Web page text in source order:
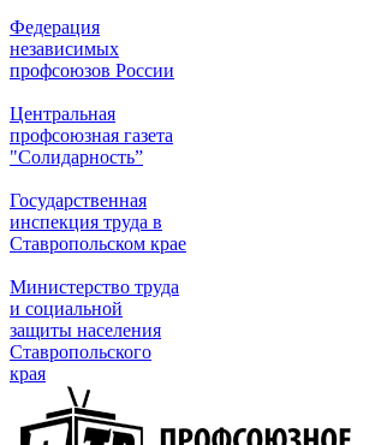
Федерация
независимых
профсоюзов России
Центральная
профсоюзная газета
"Солидарность”
Государственная
инспекция труда в
Ставропольском крае
Министерство труда
и социальной
защиты населения
Ставропольского
края